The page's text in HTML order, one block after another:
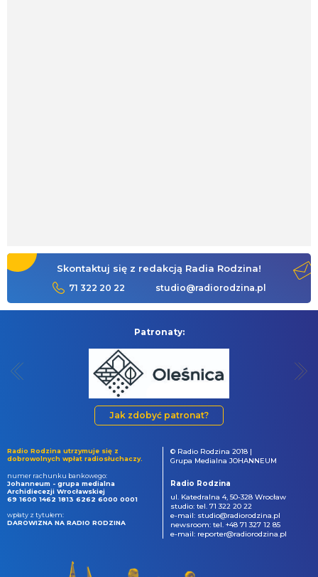
Skontaktuj się z redakcją Radia Rodzina!
71 322 20 22 studio@radiorodzina.pl
Patronaty:
Jak zdobyć patronat?
Radio Rodzina utrzymuje się z
dobrowolnych wpłat radiosłuchaczy.
numer rachunku bankowego:
Johanneum - grupa medialna
Archidiecezji Wrocławskiej
69 1600 1462 1813 6262 6000 0001
wpłaty z tytułem:
DAROWIZNA NA RADIO RODZINA
© Radio Rodzina 2018 |
Grupa Medialna JOHANNEUM
Radio Rodzina
ul. Katedralna 4, 50-328 Wrocław
studio: tel. 71 322 20 22
e-mail: studio@radiorodzina.pl
newsroom: tel. +48 71 327 12 85
e-mail: reporter@radiorodzina.pl